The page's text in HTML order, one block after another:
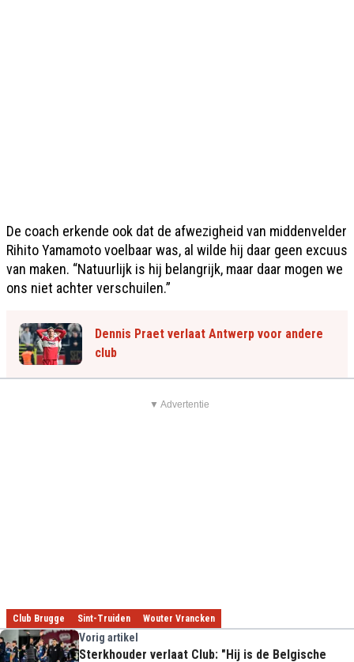
De coach erkende ook dat de afwezigheid van middenvelder
Rihito Yamamoto voelbaar was, al wilde hij daar geen excuus
van maken. “Natuurlijk is hij belangrijk, maar daar mogen we
ons niet achter verschuilen.”
Dennis Praet verlaat Antwerp voor andere
club
▼ Advertentie
Club Brugge Sint-Truiden Wouter Vrancken
Vorig artikel
Sterkhouder verlaat Club: "Hij is de Belgische